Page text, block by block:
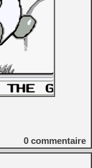
0 commentaire